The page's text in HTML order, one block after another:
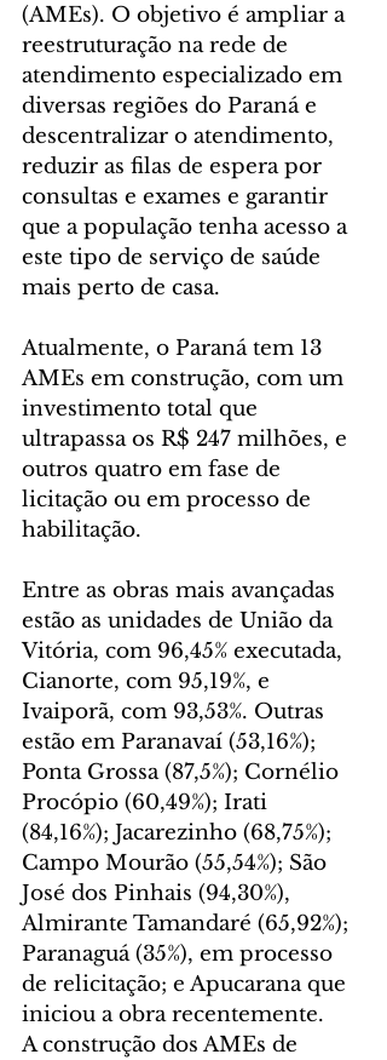
(AMEs). O objetivo é ampliar a
reestruturação na rede de
atendimento especializado em
diversas regiões do Paraná e
descentralizar o atendimento,
reduzir as filas de espera por
consultas e exames e garantir
que a população tenha acesso a
este tipo de serviço de saúde
mais perto de casa.
Atualmente, o Paraná tem 13
AMEs em construção, com um
investimento total que
ultrapassa os R$ 247 milhões, e
outros quatro em fase de
licitação ou em processo de
habilitação.
Entre as obras mais avançadas
estão as unidades de União da
Vitória, com 96,45% executada,
Cianorte, com 95,19%, e
Ivaiporã, com 93,53%. Outras
estão em Paranavaí (53,16%);
Ponta Grossa (87,5%); Cornélio
Procópio (60,49%); Irati
(84,16%); Jacarezinho (68,75%);
Campo Mourão (55,54%); São
José dos Pinhais (94,30%),
Almirante Tamandaré (65,92%);
Paranaguá (35%), em processo
de relicitação; e Apucarana que
iniciou a obra recentemente.
A construção dos AMEs de